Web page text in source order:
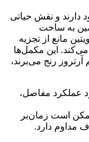
دارند و نقش حیاتی
به ساخت
مانع از تجزیه
این مکمل‌ها
رنج می‌برند،
عملکرد مفاصل،
است زمان‌بر
مداوم دارد.